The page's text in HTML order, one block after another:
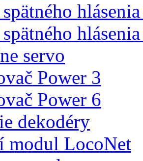
servo
Power 3
Power 6
dekodéry
modul LocoNet